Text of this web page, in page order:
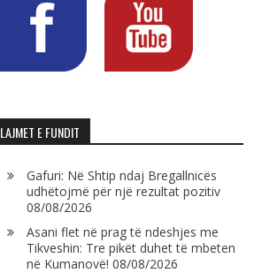
LAJMET E FUNDIT
Gafuri: Në Shtip ndaj Bregallnicës
udhëtojmë për një rezultat pozitiv
08/08/2026
Asani flet në prag të ndeshjes me
Tikveshin: Tre pikët duhet të mbeten
në Kumanovë! 08/08/2026